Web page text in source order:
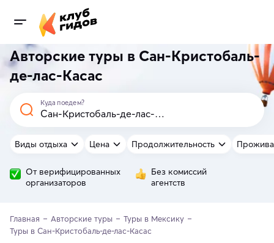
Авторские туры в Сан-Кристобаль-
де-лас-Касас
Куда поедем?
Виды отдыха Цена Продолжительность
От верифицированных
организаторов
Без комиссий
агентств
Главная Авторские туры
Туры в Мексику
Туры в Сан-Кристобаль-де-лас-Касас